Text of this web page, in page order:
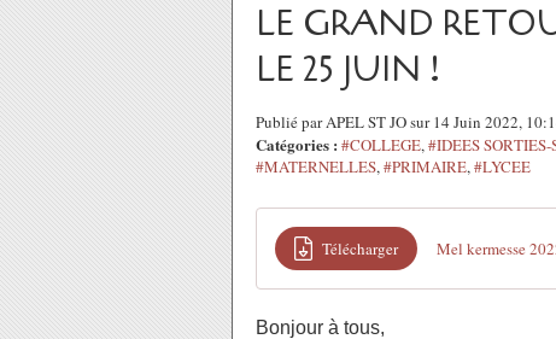
LE GRAND
LE 25 JUIN !
Publié par APEL ST JO sur 14 Juin 2022,
Catégories : #COLLEGE,#IDEES
#MATERNELLES,#PRIMAIRE,#LYCEE
Télécharger Mel kermesse
Bonjour à tous,